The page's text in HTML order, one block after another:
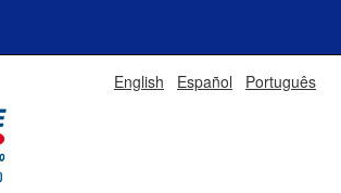
English Español Português